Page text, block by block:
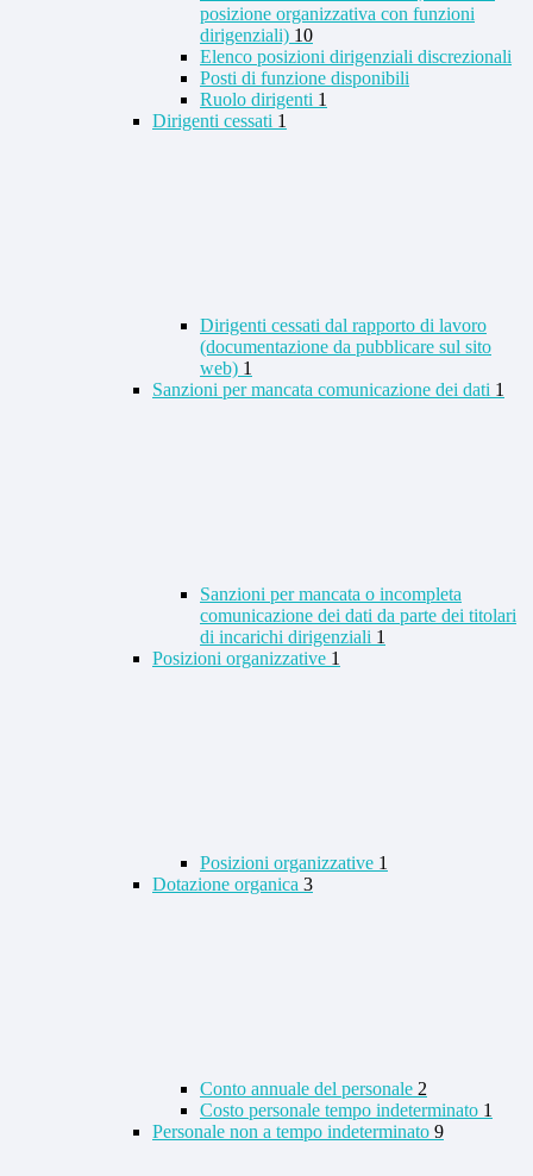
posizione organizzativa con funzioni
dirigenziali) 10
Elenco posizioni dirigenziali discrezionali
Posti di funzione disponibili
Ruolo dirigenti 1
Dirigenti cessati 1
Dirigenti cessati dal rapporto di lavoro
(documentazione da pubblicare sul sito
web) 1
Sanzioni per mancata comunicazione dei dati 1
Sanzioni per mancata o incompleta
comunicazione dei dati da parte dei titolari
di incarichi dirigenziali 1
Posizioni organizzative 1
Posizioni organizzative 1
Dotazione organica 3
Conto annuale del personale 2
Costo personale tempo indeterminato 1
Personale non a tempo indeterminato 9